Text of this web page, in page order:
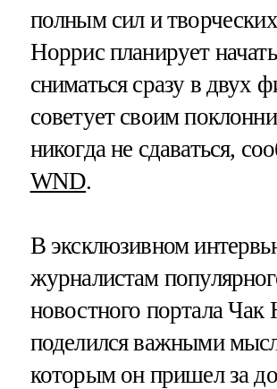
полным сил и
Норрис планирует начать
сниматься сразу в двух
советует своим
никогда не сдаваться,
WND.
В эксклюзивном
журналистам
новостного портала Чак
поделился важными
которым он пришел за